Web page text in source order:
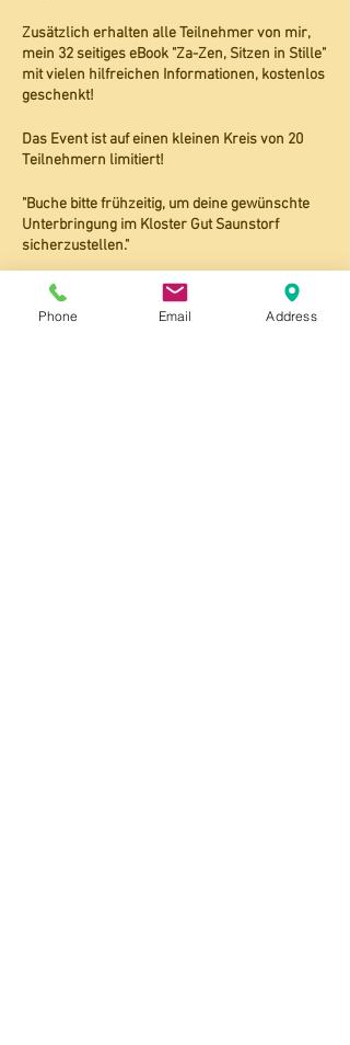
Zusätzlich erhalten alle Teilnehmer von mir,
mein 32 seitiges eBook "Za-Zen, Sitzen in Stille"
mit vielen hilfreichen Informationen, kostenlos
geschenkt!
Das Event ist auf einen kleinen Kreis von 20
Teilnehmern limitiert!
"Buche bitte frühzeitig, um deine gewünschte
Unterbringung im Kloster Gut Saunstorf
sicherzustellen."
Auf meiner Seite Seminare/Kurse
findest du
ganz unten, den ausführlichen Flyer "Kloster
Phone Email Address